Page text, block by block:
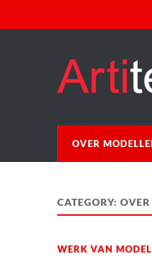
OVER
CATEGORY: OVER
WERK VAN